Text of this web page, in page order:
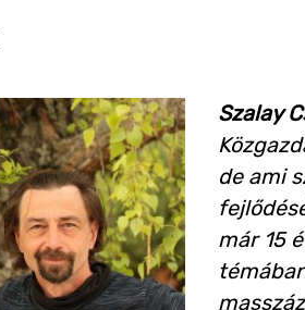
Szalay
de ami
már 15